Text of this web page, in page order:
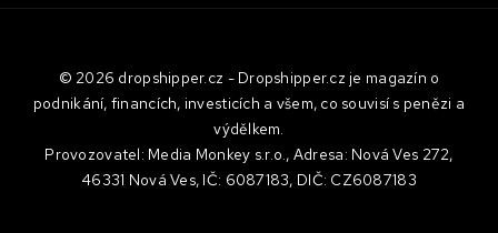
© 2026 dropshipper.cz - Dropshipper.cz je magazín o
podnikání, financích, investicích a všem, co souvisí s penězi a
výdělkem.
Provozovatel: Media Monkey s.r.o., Adresa: Nová Ves 272,
46331 Nová Ves, IČ: 6087183, DIČ: CZ6087183